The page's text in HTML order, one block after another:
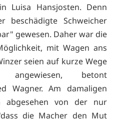
Luisa Hansjosten. Denn
Schweicher
gewesen. Daher war die
mit Wagen ans
seien auf kurze Wege
betont
Wagner. Am damaligen
abgesehen von der nur
die Macher den Mut